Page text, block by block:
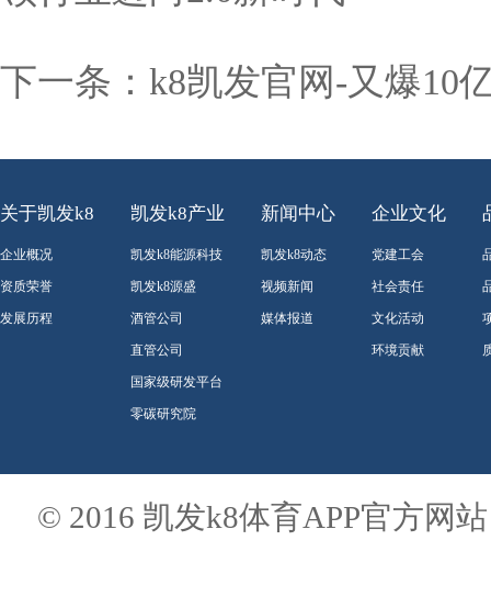
下一条： k8凯发官网-又爆10
关于凯发k8
企业概况
资质荣誉
发展历程
凯发k8产业
凯发k8能源科技
凯发k8源盛
酒管公司
直管公司
国家级研发平台
零碳研究院
新闻中心
凯发k8动态
视频新闻
媒体报道
企业文化
党建工会
社会责任
文化活动
环境贡献
© 2016 凯发k8体育APP官方网